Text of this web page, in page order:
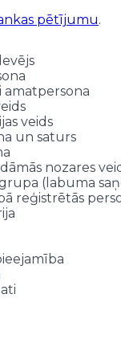
pētījumu.
amatpersona
veids
un saturs
nozares
(labuma
reģistrētās